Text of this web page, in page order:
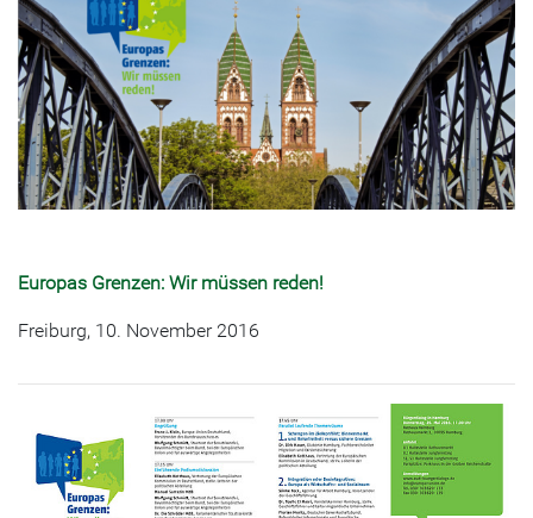
Europas Grenzen: Wir müssen reden!
Freiburg, 10. November 2016